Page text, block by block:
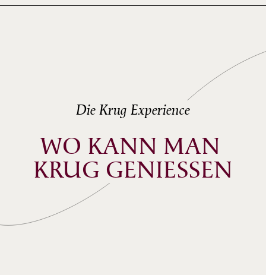
Khatia Buniatishvili
Die Krug Experience
WO KANN MAN
KRUG GENIESSEN